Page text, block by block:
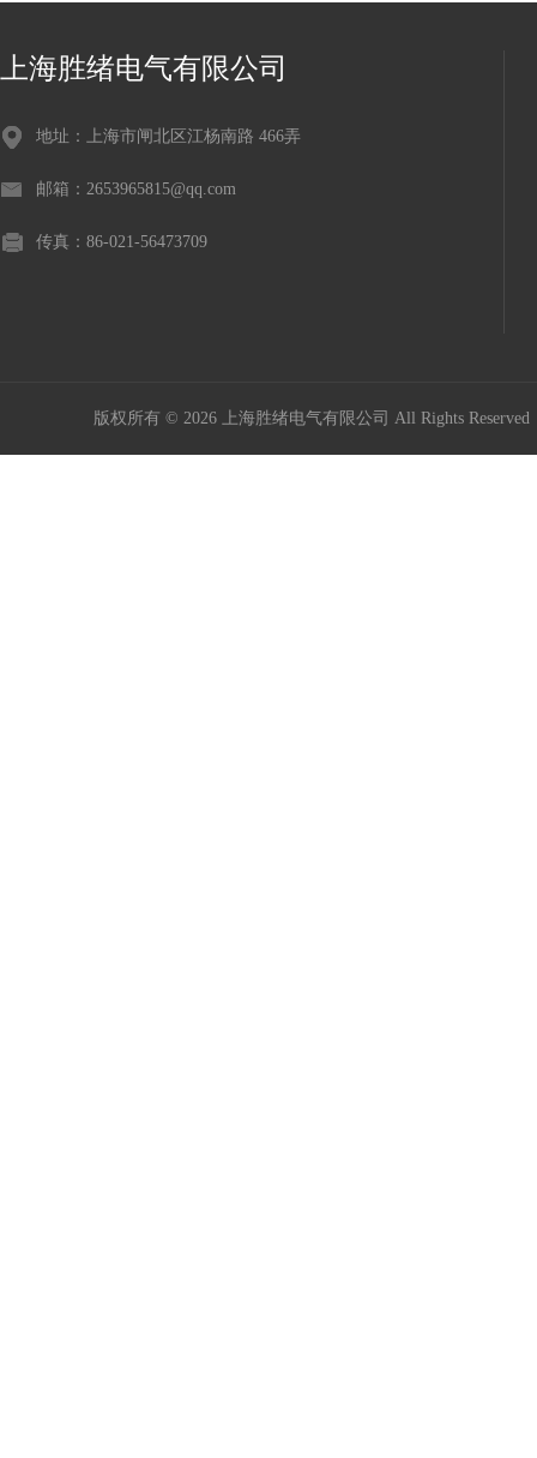
上海胜绪电气有限公司
地址：上海市闸北区江杨南路 466弄
邮箱：2653965815@qq.com
传真：86-021-56473709
版权所有 © 2026 上海胜绪电气有限公司 All Rights